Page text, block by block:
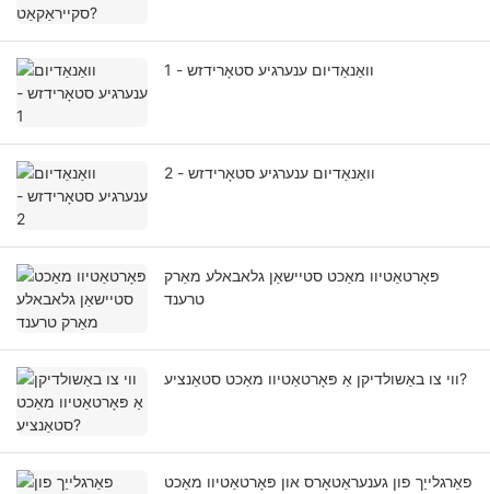
וואַנאַדיום ענערגיע סטאָרידזש - 1
וואַנאַדיום ענערגיע סטאָרידזש - 2
פּאָרטאַטיוו מאַכט סטיישאַן גלאבאלע מאַרק
טרענד
ווי צו באַשולדיקן אַ פּאָרטאַטיוו מאַכט סטאַנציע?
פאַרגלייַך פון גענעראַטאָרס און פּאָרטאַטיוו מאַכט